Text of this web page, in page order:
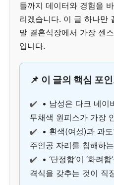
들까지 데이터와 경험을
리겠습니다. 이 글 하나만
말 결혼식장에서 가장 센
입니다.
📌 이 글의 핵심 포
✔️
• 남성은 다크 네이
무채색 원피스가 가장
✔️
• 흰색(여성)과 과
주인공 자리를 침해하
✔️
• ‘단정함’이 ‘화려
격식을 갖추는 것이 직